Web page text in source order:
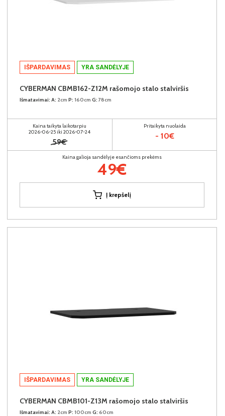
IŠPARDAVIMAS YRA SANDĖLYJE
CYBERMAN CBMB162-Z12M rašomojo stalo stalviršis
Išmatavimai: A: 2cm P: 160cm G: 78cm
Kaina taikyta laikotarpiu
2026-06-25 iki 2026-07-24
59€
Pritaikyta nuolaida
- 10€
Kaina galioja sandėlyje esančioms prekėms
49€
Į krepšelį
IŠPARDAVIMAS YRA SANDĖLYJE
CYBERMAN CBMB101-Z13M rašomojo stalo stalviršis
Išmatavimai: A: 2cm P: 100cm G: 60cm